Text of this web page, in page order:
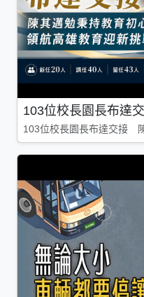
103位校長園長布達
103位校長園長布達交接